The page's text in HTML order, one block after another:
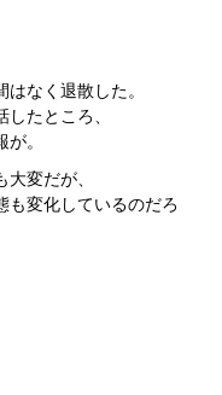
なく退散した。
たところ、
。
変だが、
も変化しているのだろ